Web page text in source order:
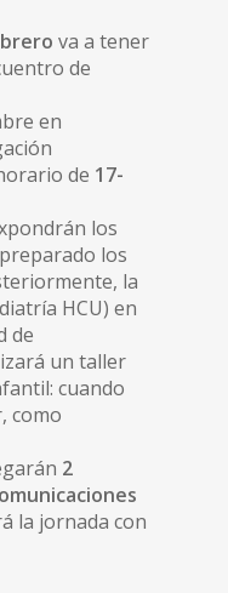
va a tener
de
en
de 17-
los
los
la
HCU) en
de
un taller
cuando
como
2
la jornada con